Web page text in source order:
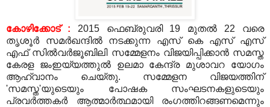
കോഴിക്കോട് : 2015 ഫെബ്രുവരി 19 മുതല്‍ 22 വരെ
തൃശൂര്‍ സമര്‍ഖന്ദില്‍ നടക്കുന്ന എസ് കെ എസ് എസ്
എഫ് സില്‍വര്‍ജൂബിലി സമ്മേളനം വിജയിപ്പിക്കാന്‍ സമസ്ത
കേരള ജംഇയ്യത്തുല്‍ ഉലമാ കേന്ദ്ര മുശാവറ യോഗം
ആഹ്വാനം ചെയ്തു. സമ്മേളന വിജയത്തിന്
'സമസ്ത'യുടെയും പോഷക സംഘടനകളുടെയും
പ്രവര്‍ത്തകര്‍ ആത്മാര്‍ത്ഥമായി രംഗത്തിറങ്ങണമെന്നും